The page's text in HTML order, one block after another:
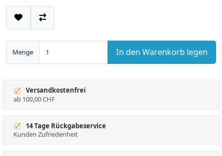
Menge In den Warenkorb legen
Versandkostenfrei
ab 100,00 CHF
14 Tage Rückgabeservice
Kunden Zufriedenheit